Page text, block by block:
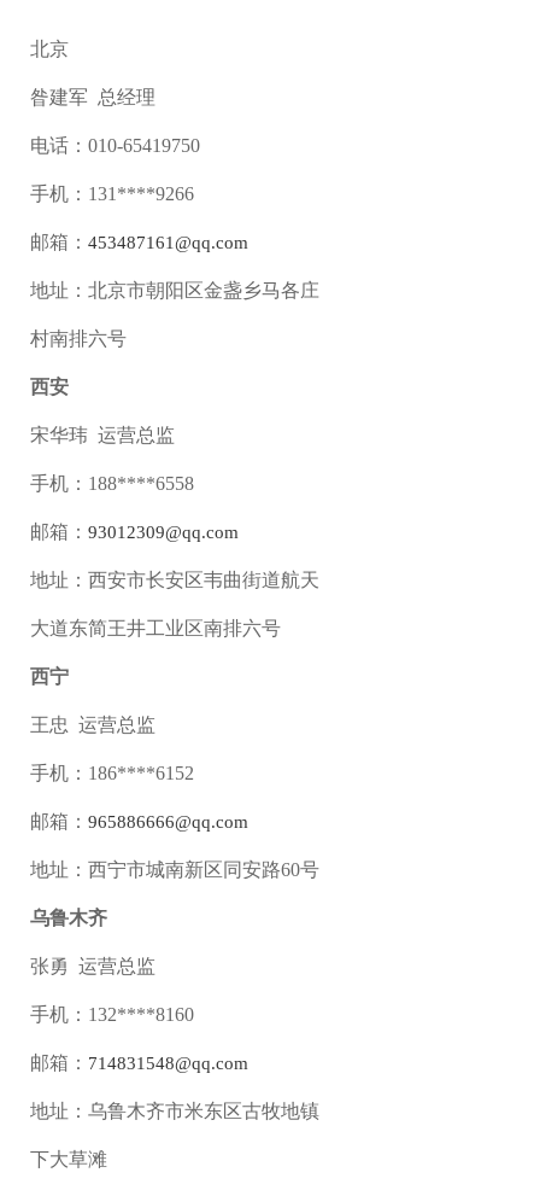
北京
昝建军 总经理
电话：010-65419750
手机：131****9266
邮箱： 453487161@qq.com
地址：北京市朝阳区金盏乡马各庄
村南排六号
西安
宋华玮 运营总监
手机：188****6558
邮箱： 93012309@qq.com
地址：西安市长安区韦曲街道航天
大道东简王井工业区南排六号
西宁
王忠 运营总监
手机：186****6152
邮箱： 965886666@qq.com
地址：西宁市城南新区同安路60号
乌鲁木齐
张勇 运营总监
手机：132****8160
邮箱： 714831548@qq.com
地址：乌鲁木齐市米东区古牧地镇
下大草滩